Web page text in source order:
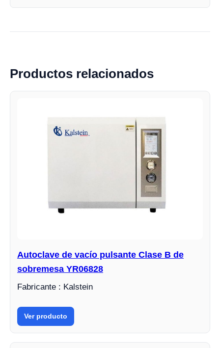
Productos relacionados
Autoclave de vacío pulsante Clase B de
sobremesa YR06828
Fabricante : Kalstein
Ver producto